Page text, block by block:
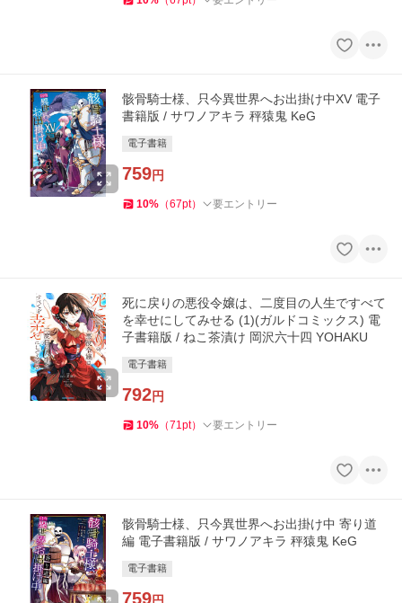
骸骨騎士様、只今異世界へお出掛け中XV 電子
書籍版 / サワノアキラ 秤猿鬼 KeG
電子書籍
759円
10% （67pt） 要エントリー
死に戻りの悪役令嬢は、二度目の人生ですべて
を幸せにしてみせる (1)(ガルドコミックス) 電
子書籍版 / ねこ茶漬け 岡沢六十四 YOHAKU
電子書籍
792円
10% （71pt） 要エントリー
骸骨騎士様、只今異世界へお出掛け中 寄り道
編 電子書籍版 / サワノアキラ 秤猿鬼 KeG
電子書籍
759